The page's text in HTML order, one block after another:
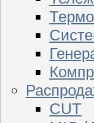
CUT